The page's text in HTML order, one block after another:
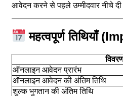
आवेदन करने से पहले उम्मीदवार नीचे
महत्वपूर्ण तिथियाँ
ऑनलाइन आवेदन प्रारंभ
ऑनलाइन आवेदन की अंतिम तिथि
शुल्क भुगतान की अंतिम तिथि